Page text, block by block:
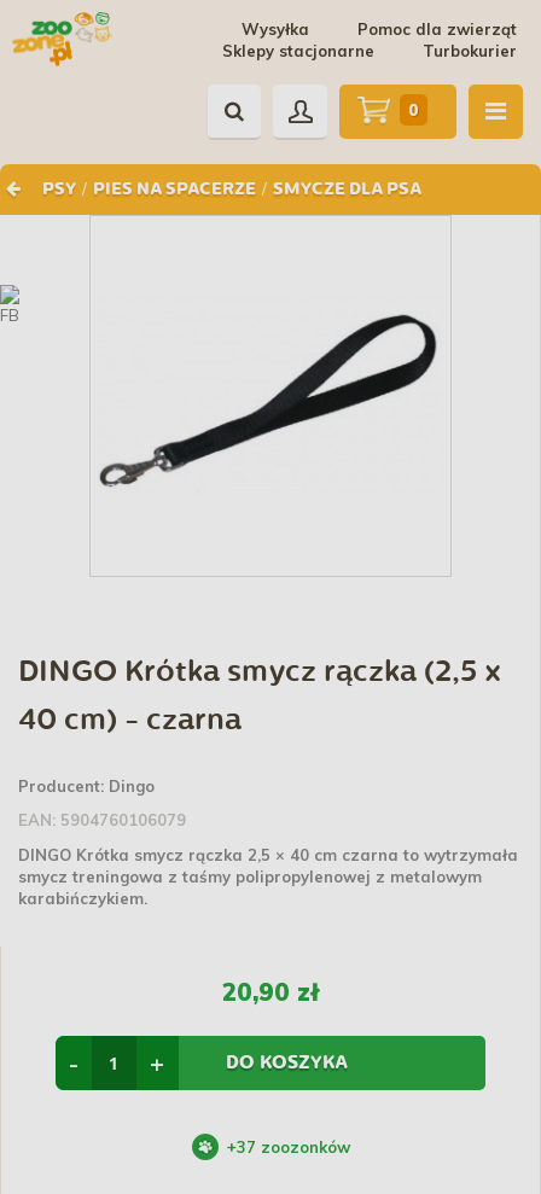
Pomoc dla zwierząt
Wysyłka
Turbokurier
Sklepy stacjonarne
PSY / PIES NA SPACERZE / SMYCZE DLA PSA
0
DINGO Krótka smycz rączka (2,5 x
40 cm) - czarna
Producent: Dingo
EAN: 5904760106079
DINGO Krótka smycz rączka 2,5 × 40 cm czarna to wytrzymała
smycz treningowa z taśmy polipropylenowej z metalowym
karabińczykiem.
20,90 zł
+
- DO KOSZYKA
+37 zoozonków